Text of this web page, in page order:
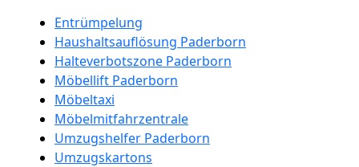
Entrümpelung
Haushaltsauflösung Paderborn
Halteverbotszone Paderborn
Möbellift Paderborn
Möbeltaxi
Möbelmitfahrzentrale
Umzugshelfer Paderborn
Umzugskartons